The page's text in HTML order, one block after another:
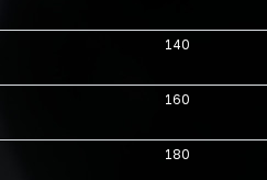
140
160
180